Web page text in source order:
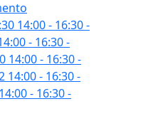
14:00 - 16:30-
- 16:30-
14:00 - 16:30-
14:00 - 16:30-
14:00 - 16:30-